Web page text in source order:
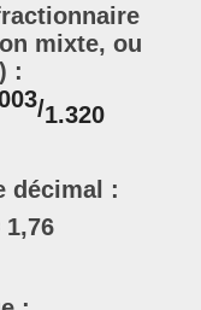
mixte, ou
:
/1.320
décimal :